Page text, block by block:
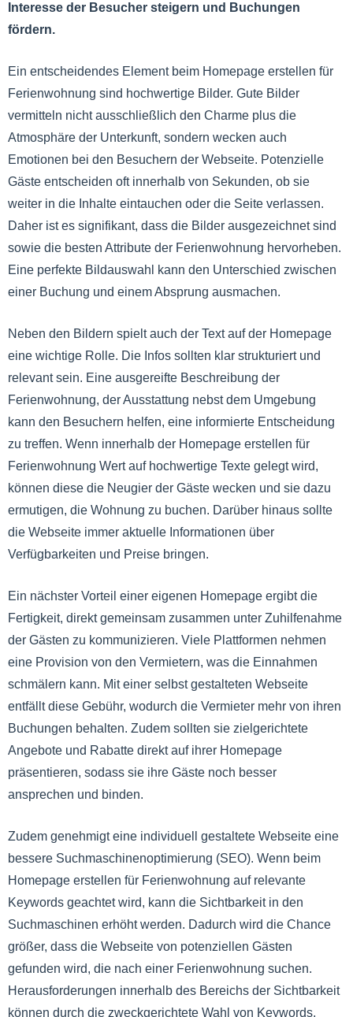
Interesse der Besucher steigern und Buchungen
fördern.
Ein entscheidendes Element beim Homepage erstellen für
Ferienwohnung sind hochwertige Bilder. Gute Bilder
vermitteln nicht ausschließlich den Charme plus die
Atmosphäre der Unterkunft, sondern wecken auch
Emotionen bei den Besuchern der Webseite. Potenzielle
Gäste entscheiden oft innerhalb von Sekunden, ob sie
weiter in die Inhalte eintauchen oder die Seite verlassen.
Daher ist es signifikant, dass die Bilder ausgezeichnet sind
sowie die besten Attribute der Ferienwohnung hervorheben.
Eine perfekte Bildauswahl kann den Unterschied zwischen
einer Buchung und einem Absprung ausmachen.
Neben den Bildern spielt auch der Text auf der Homepage
eine wichtige Rolle. Die Infos sollten klar strukturiert und
relevant sein. Eine ausgereifte Beschreibung der
Ferienwohnung, der Ausstattung nebst dem Umgebung
kann den Besuchern helfen, eine informierte Entscheidung
zu treffen. Wenn innerhalb der Homepage erstellen für
Ferienwohnung Wert auf hochwertige Texte gelegt wird,
können diese die Neugier der Gäste wecken und sie dazu
ermutigen, die Wohnung zu buchen. Darüber hinaus sollte
die Webseite immer aktuelle Informationen über
Verfügbarkeiten und Preise bringen.
Ein nächster Vorteil einer eigenen Homepage ergibt die
Fertigkeit, direkt gemeinsam zusammen unter Zuhilfenahme
der Gästen zu kommunizieren. Viele Plattformen nehmen
eine Provision von den Vermietern, was die Einnahmen
schmälern kann. Mit einer selbst gestalteten Webseite
entfällt diese Gebühr, wodurch die Vermieter mehr von ihren
Buchungen behalten. Zudem sollten sie zielgerichtete
Angebote und Rabatte direkt auf ihrer Homepage
präsentieren, sodass sie ihre Gäste noch besser
ansprechen und binden.
Zudem genehmigt eine individuell gestaltete Webseite eine
bessere Suchmaschinenoptimierung (SEO). Wenn beim
Homepage erstellen für Ferienwohnung auf relevante
Keywords geachtet wird, kann die Sichtbarkeit in den
Suchmaschinen erhöht werden. Dadurch wird die Chance
größer, dass die Webseite von potenziellen Gästen
gefunden wird, die nach einer Ferienwohnung suchen.
Herausforderungen innerhalb des Bereichs der Sichtbarkeit
können durch die zweckgerichtete Wahl von Keywords,